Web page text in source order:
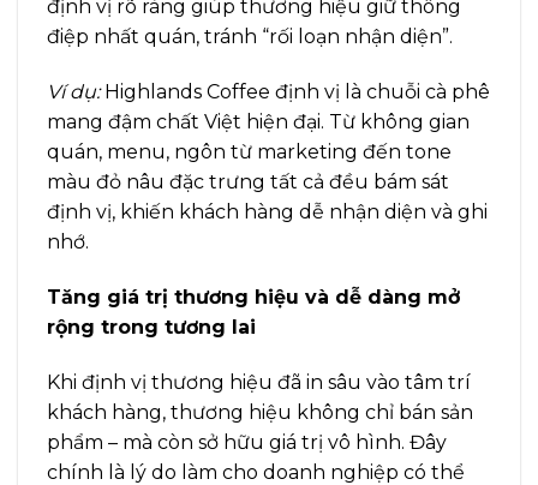
định vị rõ ràng giúp thương hiệu giữ thông
điệp nhất quán, tránh “rối loạn nhận diện”.
Ví dụ:Highlands Coffee định vị là chuỗi cà phê
mang đậm chất Việt hiện đại. Từ không gian
quán, menu, ngôn từ marketing đến tone
màu đỏ nâu đặc trưng tất cả đều bám sát
định vị, khiến khách hàng dễ nhận diện và ghi
nhớ.
Tăng giá trị thương hiệu và dễ dàng mở
rộng trong tương lai
Khi định vị thương hiệu đã in sâu vào tâm trí
khách hàng, thương hiệu không chỉ bán sản
phẩm – mà còn sở hữu giá trị vô hình. Đây
chính là lý do làm cho doanh nghiệp có thể